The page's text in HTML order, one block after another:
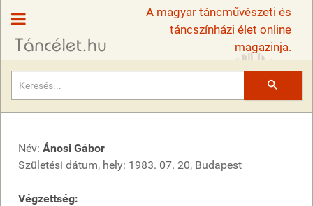
A magyar táncművészeti és
táncszínházi élet online
magazinja.
Név: Ánosi Gábor
Születési dátum, hely: 1983. 07. 20, Budapest
Végzettség: